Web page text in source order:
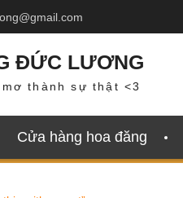
ĐỨC LƯƠNG
thành sự thật <3
Cửa hàng hoa đăng